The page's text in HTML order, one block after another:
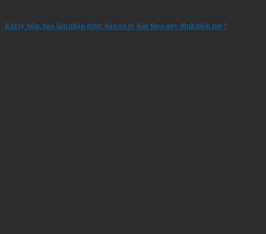
Khi ly hôn, bao lâu nhận được bản án ly hôn theo quy định hiện nay?